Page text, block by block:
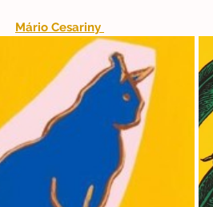
Mário Cesariny